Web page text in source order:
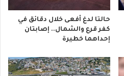
حالتا لدغ أفعى خلال دقائق في
كفر قرع والشمال.. إصابتان
إحداهما خطيرة